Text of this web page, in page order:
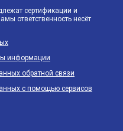
сертификации и
ответственность несёт
информации
обратной связи
с помощью сервисов